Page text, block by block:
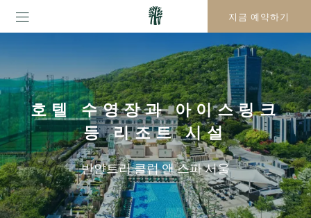
지금 예약하기
호텔 수영장과 아이스링크
등 리조트 시설
반얀트리 클럽 앤 스파 서울